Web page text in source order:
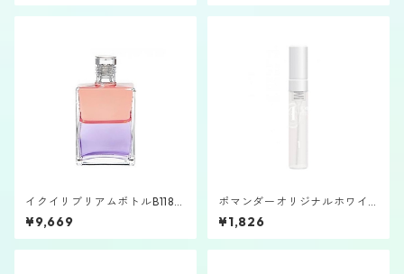
イクイリブリアムボトルB118
「エコー」
¥9,669
ポマンダーオリジナルホワイ
ト2.5㎖バイアル①
¥1,826